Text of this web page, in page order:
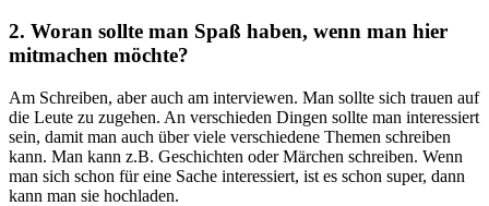
2. Woran sollte man Spaß haben, wenn man hier
mitmachen möchte?
Am Schreiben, aber auch am interviewen. Man sollte sich trauen auf
die Leute zu zugehen. An verschieden Dingen sollte man interessiert
sein, damit man auch über viele verschiedene Themen schreiben
kann. Man kann z.B. Geschichten oder Märchen schreiben. Wenn
man sich schon für eine Sache interessiert, ist es schon super, dann
kann man sie hochladen.